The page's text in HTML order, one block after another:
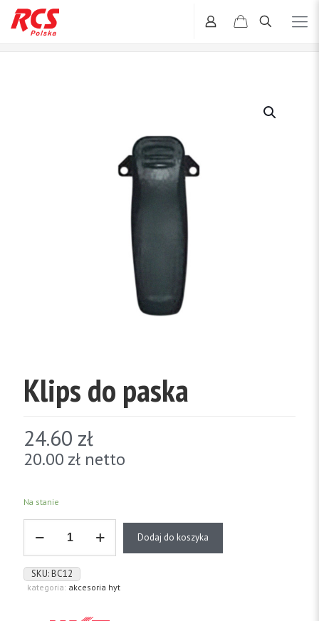
Klips do paska
24.60 zł
20.00 zł netto
Na stanie
Klips
paska
Dodaj do koszyka
SKU:BC12
kategoria: akcesoria hyt